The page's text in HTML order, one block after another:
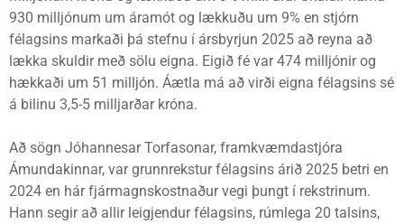
930 milljónum um áramót og lækkuðu um 9% en stjórn
félagsins markaði þá stefnu í ársbyrjun 2025 að reyna að
lækka skuldir með sölu eigna. Eigið fé var 474 milljónir og
hækkaði um 51 milljón. Áætla má að virði eigna félagsins sé
á bilinu 3,5-5 milljarðar króna.
Að sögn Jóhannesar Torfasonar, framkvæmdastjóra
Ámundakinnar, var grunnrekstur félagsins árið 2025 betri en
2024 en hár fjármagnskostnaður vegi þungt í rekstrinum.
Hann segir að allir leigjendur félagsins, rúmlega 20 talsins,